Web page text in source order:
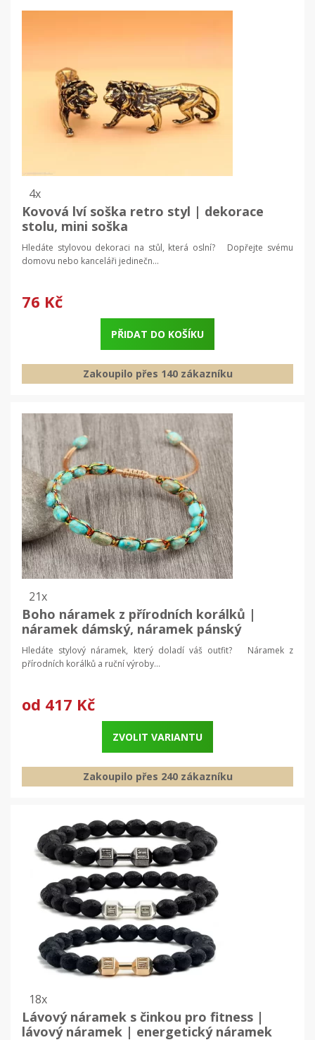
4x
Kovová lví soška retro styl | dekorace
stolu, mini soška
Hledáte stylovou dekoraci na stůl, která oslní? Dopřejte svému
domovu nebo kanceláři jedinečn...
76 Kč
PŘIDAT DO KOŠÍKU
Zakoupilo přes 140 zákazníku
21x
Boho náramek z přírodních korálků |
náramek dámský, náramek pánský
Hledáte stylový náramek, který doladí váš outfit? Náramek z
přírodních korálků a ruční výroby...
od 417 Kč
ZVOLIT VARIANTU
Zakoupilo přes 240 zákazníku
18x
Lávový náramek s činkou pro fitness |
lávový náramek | energetický náramek